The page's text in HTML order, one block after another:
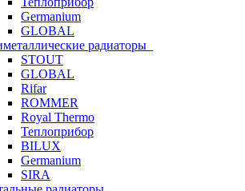
Germanium
GLOBAL
радиаторы
STOUT
GLOBAL
Rifar
ROMMER
Royal Thermo
Теплоприбор
BILUX
Germanium
SIRA